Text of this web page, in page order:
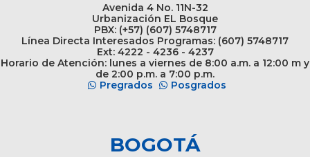
Avenida 4 No. 11N-32
Urbanización EL Bosque
PBX: (+57) (607) 5748717
Línea Directa Interesados Programas: (607) 5748717
Ext: 4222 - 4236 - 4237
Horario de Atención: lunes a viernes de 8:00 a.m. a 12:00 m y
de 2:00 p.m. a 7:00 p.m.
Pregrados
Posgrados
BOGOTÁ